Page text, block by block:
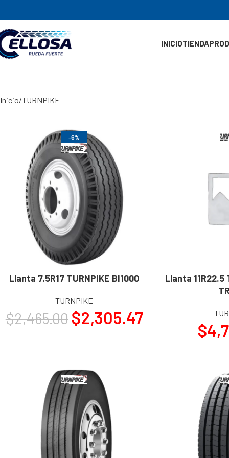
INICIOTIENDA
Inicio TURNPIKE
-6%
AÑADIR AL CARRITO
Llanta 7.5R17 TURNPIKE BI1000
TURNPIKE
$2,465.00 $2,305.47
AÑADIR AL CARRITO
Llanta 11R22.5
$